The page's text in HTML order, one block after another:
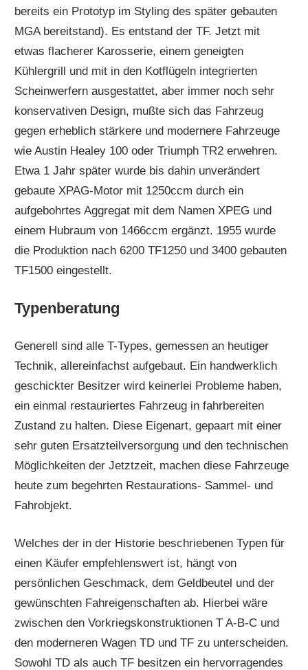
bereits ein Prototyp im Styling des später gebauten
MGA bereitstand). Es entstand der TF. Jetzt mit
etwas flacherer Karosserie, einem geneigten
Kühlergrill und mit in den Kotflügeln integrierten
Scheinwerfern ausgestattet, aber immer noch sehr
konservativen Design, mußte sich das Fahrzeug
gegen erheblich stärkere und modernere Fahrzeuge
wie Austin Healey 100 oder Triumph TR2 erwehren.
Etwa 1 Jahr später wurde bis dahin unverändert
gebaute XPAG-Motor mit 1250ccm durch ein
aufgebohrtes Aggregat mit dem Namen XPEG und
einem Hubraum von 1466ccm ergänzt. 1955 wurde
die Produktion nach 6200 TF1250 und 3400 gebauten
TF1500 eingestellt.
Typenberatung
Generell sind alle T-Types, gemessen an heutiger
Technik, allereinfachst aufgebaut. Ein handwerklich
geschickter Besitzer wird keinerlei Probleme haben,
ein einmal restauriertes Fahrzeug in fahrbereiten
Zustand zu halten. Diese Eigenart, gepaart mit einer
sehr guten Ersatzteilversorgung und den technischen
Möglichkeiten der Jetztzeit, machen diese Fahrzeuge
heute zum begehrten Restaurations- Sammel- und
Fahrobjekt.
Welches der in der Historie beschriebenen Typen für
einen Käufer empfehlenswert ist, hängt von
persönlichen Geschmack, dem Geldbeutel und der
gewünschten Fahreigenschaften ab. Hierbei wäre
zwischen den Vorkriegskonstruktionen T A-B-C und
den moderneren Wagen TD und TF zu unterscheiden.
Sowohl TD als auch TF besitzen ein hervorragendes